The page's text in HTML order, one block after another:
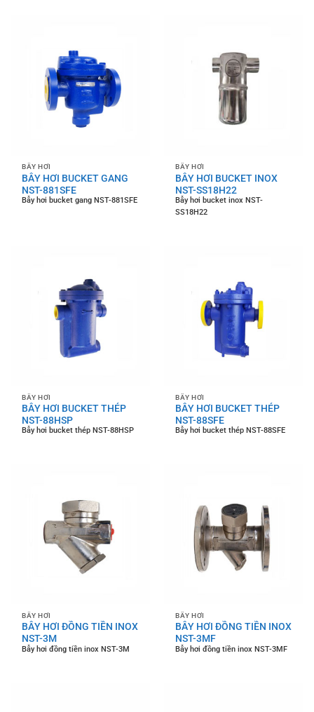
BẪY HƠI
BẪY HƠI BUCKET GANG
NST-881SFE
Bẫy hơi bucket gang NST-881SFE
BẪY HƠI
BẪY HƠI BUCKET INOX
NST-SS18H22
Bẫy hơi bucket inox NST-
SS18H22
BẪY HƠI
BẪY HƠI BUCKET THÉP
NST-88HSP
Bẫy hơi bucket thép NST-88HSP
BẪY HƠI
BẪY HƠI BUCKET THÉP
NST-88SFE
Bẫy hơi bucket thép NST-88SFE
BẪY HƠI
BẪY HƠI ĐỒNG TIỀN INOX
NST-3M
Bẫy hơi đồng tiền inox NST-3M
BẪY HƠI
BẪY HƠI ĐỒNG TIỀN INOX
NST-3MF
Bẫy hơi đồng tiền inox NST-3MF